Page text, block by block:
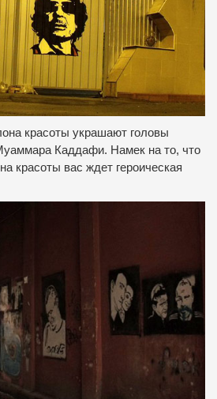
красоты украшают головы
Каддафи. Намек на то, что
красоты вас ждет героическая